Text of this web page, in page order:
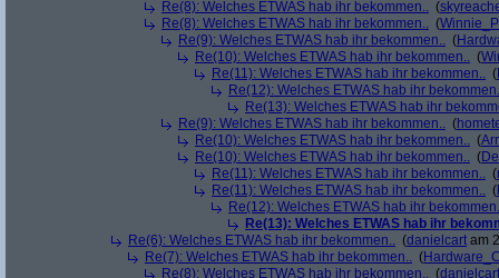
Re(8): Welches ETWAS hab ihr bekommen.. (
Re(8): Welches ETWAS hab ihr bekommen.. (
Re(9): Welches ETWAS hab ihr bekommen.. (
Re(10): Welches ETWAS hab ihr bekommen.. (
Re(11): Welches ETWAS hab ihr bekommen.. (
Re(12): Welches ETWAS hab ihr
Re(13): Welches ETWAS hab ihr
Re(9): Welches ETWAS hab ihr bekommen.. (
Re(10): Welches ETWAS hab ihr bekommen.. (
Re(10): Welches ETWAS hab ihr bekommen.. (
Re(11): Welches ETWAS hab ihr bekommen.. (
Re(11): Welches ETWAS hab ihr bekommen.. (
Re(12): Welches ETWAS hab ihr
Re(13): Welches ETWAS hab ihr
Re(6): Welches ETWAS hab ihr bekommen.. (danielcart am
Re(7): Welches ETWAS hab ihr bekommen.. (
Re(8): Welches ETWAS hab ihr bekommen.. (danielcart